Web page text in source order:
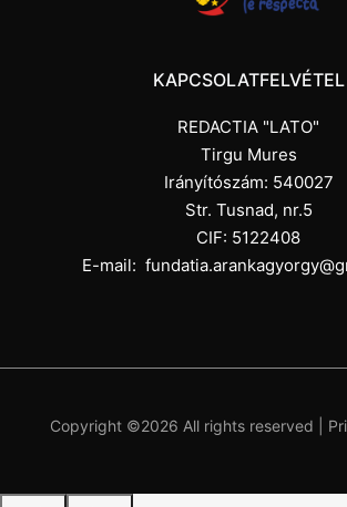
KAPCSOLATFELVÉTEL
REDACTIA "LATO"
Tirgu Mures
Irányítószám: 540027
Str. Tusnad, nr.5
CIF: 5122408
E-mail:
Copyright ©2026 All rights reserved |